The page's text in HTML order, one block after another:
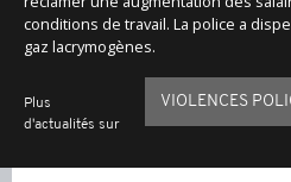
conditions de travail. La police a
gaz lacrymogènes.
Plus
d'actualités sur
VIOLENCES